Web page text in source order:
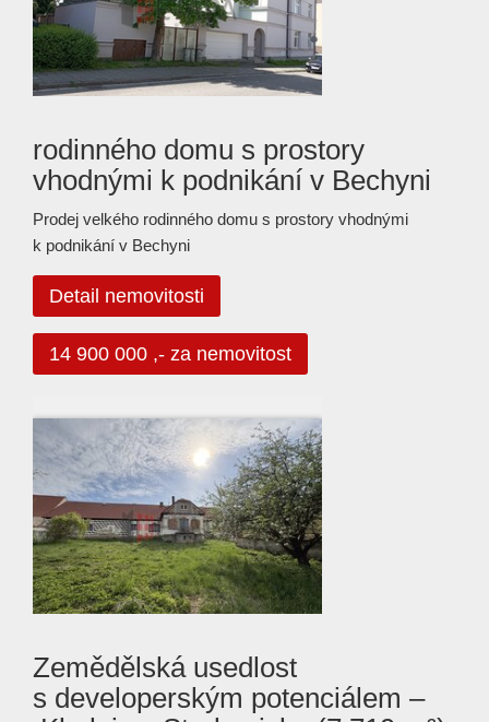
rodinného domu s prostory
vhodnými k podnikání v Bechyni
Prodej velkého rodinného domu s prostory vhodnými
k podnikání v Bechyni
Detail nemovitosti
14 900 000 ,- za nemovitost
Zemědělská usedlost
s developerským potenciálem –